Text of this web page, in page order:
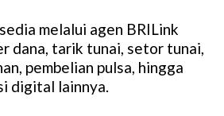
melalui agen BRILink
dana, tarik tunai, setor tunai,
pembelian pulsa, hingga
digital lainnya.